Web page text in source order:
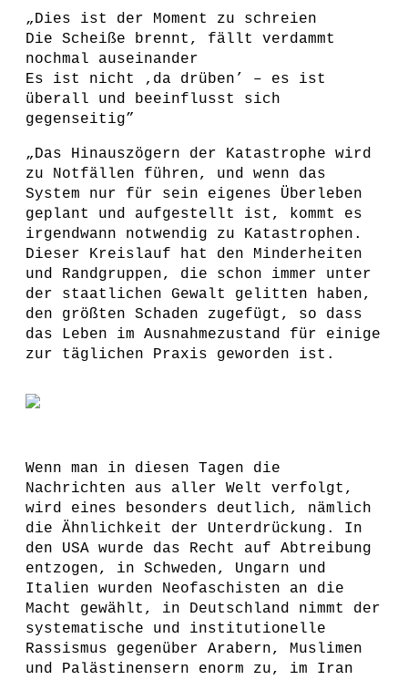
„Dies ist der Moment zu schreien
Die Scheiße brennt, fällt verdammt
nochmal auseinander
Es ist nicht ‚da drüben’ – es ist
überall und beeinflusst sich
gegenseitig”
„Das Hinauszögern der Katastrophe wird
zu Notfällen führen, und wenn das
System nur für sein eigenes Überleben
geplant und aufgestellt ist, kommt es
irgendwann notwendig zu Katastrophen.
Dieser Kreislauf hat den Minderheiten
und Randgruppen, die schon immer unter
der staatlichen Gewalt gelitten haben,
den größten Schaden zugefügt, so dass
das Leben im Ausnahmezustand für einige
zur täglichen Praxis geworden ist.
Wenn man in diesen Tagen die
Nachrichten aus aller Welt verfolgt,
wird eines besonders deutlich, nämlich
die Ähnlichkeit der Unterdrückung. In
den USA wurde das Recht auf Abtreibung
entzogen, in Schweden, Ungarn und
Italien wurden Neofaschisten an die
Macht gewählt, in Deutschland nimmt der
systematische und institutionelle
Rassismus gegenüber Arabern, Muslimen
und Palästinensern enorm zu, im Iran